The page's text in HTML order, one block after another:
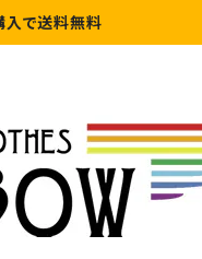
で送料無料